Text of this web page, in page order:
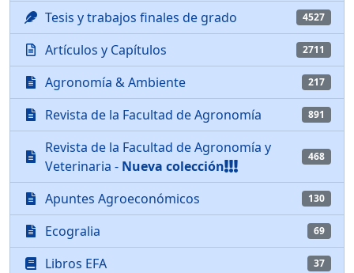
Tesis y trabajos finales de grado 4527
Artículos y Capítulos 2711
Agronomía & Ambiente 217
Revista de la Facultad de Agronomía 891
Revista de la Facultad de Agronomía y
Veterinaria - Nueva colección
468
Apuntes Agroeconómicos 130
Ecogralia 69
Libros EFA 37